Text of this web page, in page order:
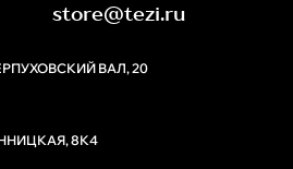
ВАЛ, 20
8К4
store@tezi.ru